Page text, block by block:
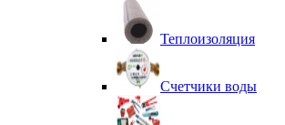
Теплоизоляция
Счетчики воды